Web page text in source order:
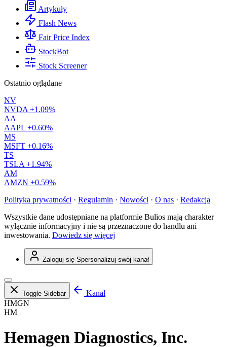
Artykuły
Flash News
Fair Price Index
StockBot
Stock Screener
Ostatnio oglądane
NV
NVDA +1.09%
AA
AAPL +0.60%
MS
MSFT +0.16%
TS
TSLA +1.94%
AM
AMZN +0.59%
Polityka prywatności · Regulamin · Nowości · O nas · Redakcja
Wszystkie dane udostępniane na platformie Bulios mają charakter
wyłącznie informacyjny i nie są przeznaczone do handlu ani
inwestowania. Dowiedz się więcej
Zaloguj się Spersonalizuj swój kanał
Toggle Sidebar
Kanał
HMGN
HM
Hemagen Diagnostics, Inc.